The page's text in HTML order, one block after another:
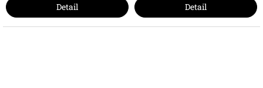
Detail
Detail